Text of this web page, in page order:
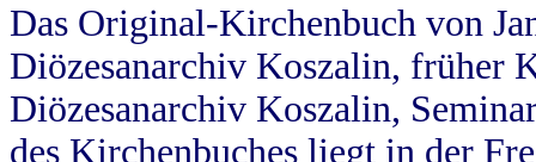
Das Original-Kirchenbuch von
Diözesanarchiv Koszalin, früher
Diözesanarchiv Koszalin,
des Kirchenbuches liegt in der